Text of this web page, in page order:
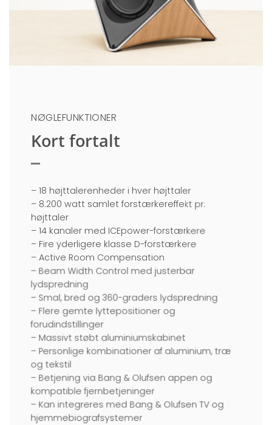
NØGLEFUNKTIONER
Kort fortalt
– 18 højttalerenheder i hver højttaler
– 8.200 watt samlet forstærkereffekt pr.
højttaler
– 14 kanaler med ICEpower-forstærkere
– Fire yderligere klasse D-forstærkere
– Active Room Compensation
– Beam Width Control med justerbar
lydspredning
– Smal, bred og 360-graders lydspredning
– Flere gemte lyttepositioner og
forudindstillinger
– Massivt støbt aluminiumskabinet
– Personlige kombinationer af aluminium, træ
og tekstil
– Betjening via Bang & Olufsen appen og
kompatible fjernbetjeninger
– Kan integreres med Bang & Olufsen TV og
hjemmebiografsystemer